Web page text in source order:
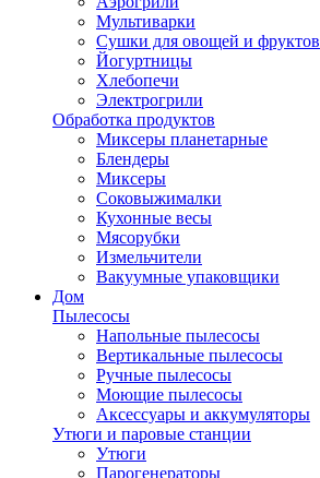
Мультиварки
Сушки для овощей и фруктов
Йогуртницы
Хлебопечи
Электрогрили
Обработка продуктов
Миксеры планетарные
Блендеры
Миксеры
Соковыжималки
Кухонные весы
Мясорубки
Измельчители
Вакуумные упаковщики
Дом
Пылесосы
Напольные пылесосы
Вертикальные пылесосы
Ручные пылесосы
Моющие пылесосы
Аксессуары и аккумуляторы
Утюги и паровые станции
Утюги
Парогенераторы